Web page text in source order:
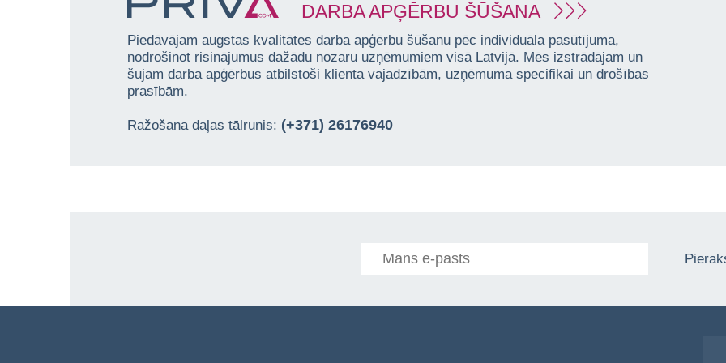
DARBA APĢĒRBU ŠŪŠANA
Piedāvājam augstas kvalitātes darba apģērbu šūšanu pēc individuāla pasūtījuma,
nodrošinot risinājumus dažādu nozaru uzņēmumiem visā Latvijā. Mēs izstrādājam un
šujam darba apģērbus atbilstoši klienta vajadzībām, uzņēmuma specifikai un drošības
prasībām.
Ražošana daļas tālrunis: (+371) 26176940